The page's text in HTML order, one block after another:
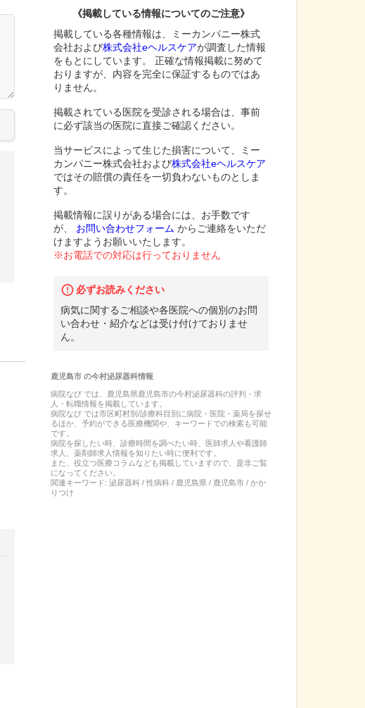
《掲載している情報についてのご注意》
掲載している各種情報は、ミーカンパニー株式
会社および株式会社eヘルスケアが調査した情報
をもとにしています。 正確な情報掲載に努めて
おりますが、内容を完全に保証するものではあ
りません。
掲載されている医院を受診される場合は、事前
に必ず該当の医院に直接ご確認ください。
当サービスによって生じた損害について、ミー
カンパニー株式会社および株式会社eヘルスケア
ではその賠償の責任を一切負わないものとしま
す。
掲載情報に誤りがある場合には、お手数です
が、
お問い合わせフォーム からご連絡をいただ
けますようお願いいたします。
※お電話での対応は行っておりません
必ずお読みください
病気に関するご相談や各医院への個別のお問
い合わせ・紹介などは受け付けておりませ
ん。
鹿児島市の今村泌尿器科情報
病院なび では、 鹿児島県鹿児島市の今村泌尿器科の評判・求
人・転職情報を掲載しています。
病院なび では市区町村別/診療科目別に病院・医院・薬局を探せ
るほか、予約ができる医療機関や、キーワードでの検索も可能
です。
病院を探したい時、診療時間を調べたい時、医師求人や看護師
求人、薬剤師求人情報を知りたい時に便利です。
また、役立つ医療コラムなども掲載していますので、是非ご覧
になってください。
関連キーワード: 泌尿器科 / 性病科 / 鹿児島県 / 鹿児島市 / かか
りつけ